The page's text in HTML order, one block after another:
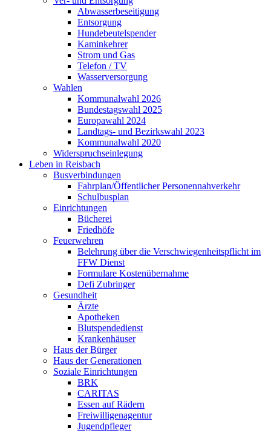
Abwasserbeseitigung
Entsorgung
Hundebeutelspender
Kaminkehrer
Strom und Gas
Telefon / TV
Wasserversorgung
Wahlen
Kommunalwahl 2026
Bundestagswahl 2025
Europawahl 2024
Landtags- und Bezirkswahl 2023
Kommunalwahl 2020
Widerspruchseinlegung
Leben in Reisbach
Busverbindungen
Fahrplan/Öffentlicher Personennahverkehr
Schulbusplan
Einrichtungen
Bücherei
Friedhöfe
Feuerwehren
Belehrung über die Verschwiegenheitspflicht im
FFW Dienst
Formulare Kostenübernahme
Defi Zubringer
Gesundheit
Ärzte
Apotheken
Blutspendedienst
Krankenhäuser
Haus der Bürger
Haus der Generationen
Soziale Einrichtungen
BRK
CARITAS
Essen auf Rädern
Freiwilligenagentur
Jugendpfleger